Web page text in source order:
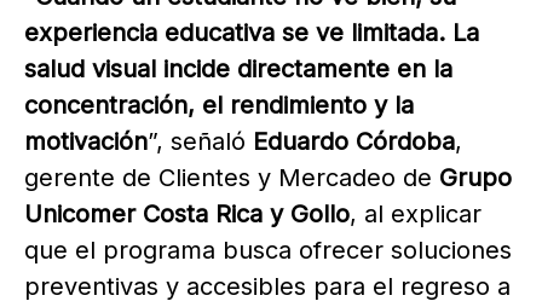
experiencia educativa se ve limitada. La
salud visual incide directamente en la
concentración, el rendimiento y la
motivación”, señaló Eduardo Córdoba,
gerente de Clientes y Mercadeo de Grupo
Unicomer Costa Rica y Gollo, al explicar
que el programa busca ofrecer soluciones
preventivas y accesibles para el regreso a